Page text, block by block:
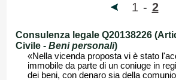
1 - 2
Consulenza legale Q20138226
Civile - Beni personali)
«Nella vicenda proposta vi è stato
immobile da parte di un coniuge in
dei beni, con denaro sia della